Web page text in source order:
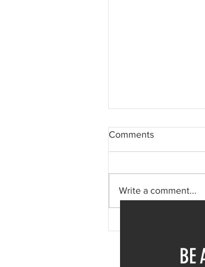
επίσκεψη στην
Comments
Write a comment...
BE